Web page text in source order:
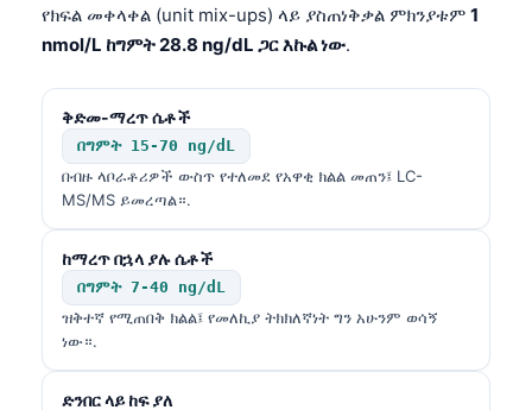
የክፍል መቀላቀል (unit mix-ups) ላይ ያስጠነቅቃል ምክንያቱም 1
nmol/L ከግምት 28.8 ng/dL ጋር እኩል ነው.
ቅድመ-ማረጥ ሴቶች
በግምት 15-70 ng/dL
በብዙ ላቦራቶሪዎች ውስጥ የተለመደ የአዋቂ ክልል መጠን፤ LC-
MS/MS ይመረጣል።.
ከማረጥ በኋላ ያሉ ሴቶች
በግምት 7-40 ng/dL
ዝቅተኛ የሚጠበቅ ክልል፤ የመለኪያ ትክክለኛነት ግን አሁንም ወሳኝ
ነው።.
ድንበር ላይ ከፍ ያለ
සිංහල
অসমীয়া
Galego
Latviešu valoda
Македонски јазик
Euskara
Gàidhlig
Occitan
العربية المغربية
Afrikaans
Монгол